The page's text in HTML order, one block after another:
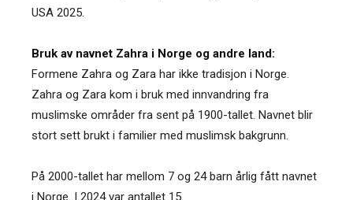
USA 2025.
Bruk av navnet Zahra i Norge og andre land:
Formene Zahra og Zara har ikke tradisjon i Norge.
Zahra og Zara kom i bruk med innvandring fra
muslimske områder fra sent på 1900-tallet. Navnet blir
stort sett brukt i familier med muslimsk bakgrunn.
På 2000-tallet har mellom 7 og 24 barn årlig fått navnet
i Norge. I 2024 var antallet 15.